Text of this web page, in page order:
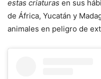
estas criaturas en sus
de África, Yucatán y
animales en peligro de